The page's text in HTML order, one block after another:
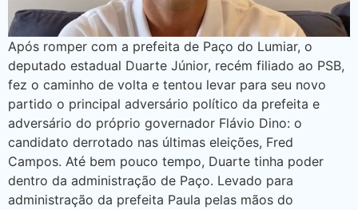
Após romper com a prefeita de Paço do Lumiar, o
deputado estadual Duarte Júnior, recém filiado ao PSB,
fez o caminho de volta e tentou levar para seu novo
partido o principal adversário político da prefeita e
adversário do próprio governador Flávio Dino: o
candidato derrotado nas últimas eleições, Fred
Campos. Até bem pouco tempo, Duarte tinha poder
dentro da administração de Paço. Levado para
administração da prefeita Paula pelas mãos do